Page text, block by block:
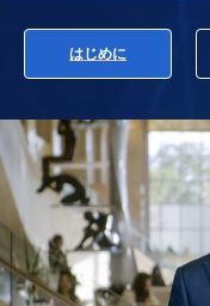
はじめに